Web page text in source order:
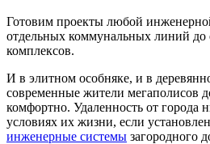
Готовим проекты любой
отдельных коммунальных линий
комплексов.
И в элитном особняке, и в
современные жители мегаполисов
комфортно. Удаленность от города
условиях их жизни, если
инженерные системы загородного